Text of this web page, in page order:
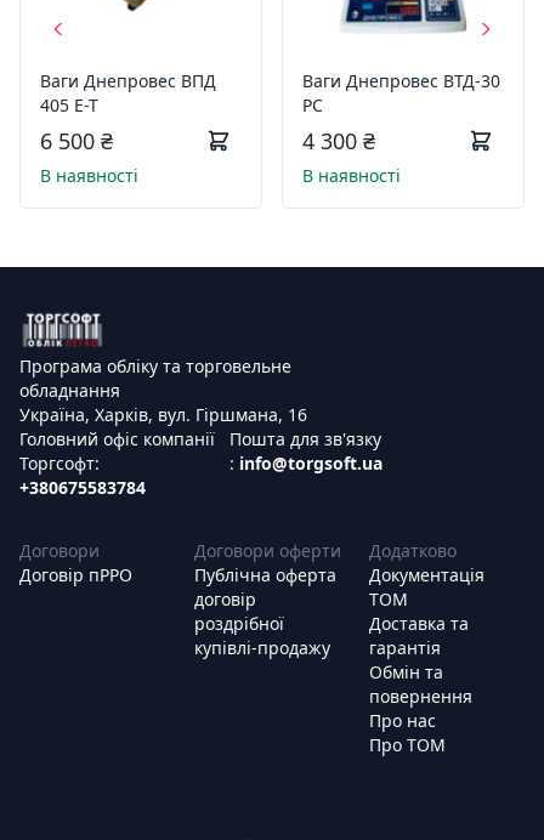
Ваги Днепровес ВПД
405 Е-Т
6 500 ₴
В наявності
Ваги Днепровес ВТД-30
РС
4 300 ₴
В наявності
Програма обліку та торговельне
обладнання
Україна, Харків, вул. Гіршмана, 16
Головний офіс компанії
Торгсофт:
+380675583784
Пошта для зв'язку
: info@torgsoft.ua
Договори
Договір пРРО
Договори оферти
Публічна оферта
договір
роздрібної
купівлі-продажу
Додатково
Документація
ТОМ
Доставка та
гарантія
Обмін та
повернення
Про нас
Про ТОМ